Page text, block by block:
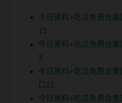
今日黑料+吃瓜免费合
15
今日黑料+吃瓜免费合
3
今日黑料+吃瓜免费合
口21
今日黑料+吃瓜免费合